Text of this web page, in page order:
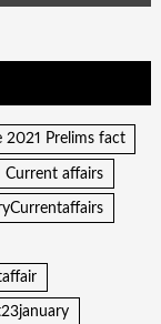
2021 Prelims fact
Current affairs